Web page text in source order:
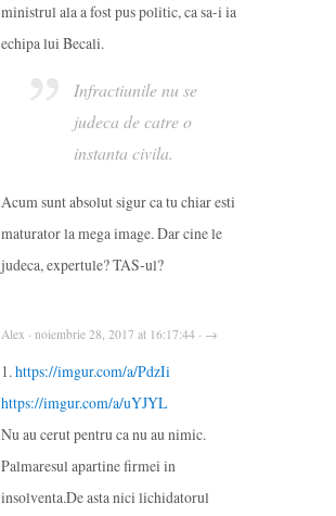
ministrul ala a fost pus politic, ca sa-i ia
echipa lui Becali.
Infractiunile nu se
judeca de catre o
instanta civila.
Acum sunt absolut sigur ca tu chiar esti
maturator la mega image. Dar cine le
judeca, expertule? TAS-ul?
Alex · noiembrie 28, 2017 at 16:17:44 · →
1.https://imgur.com/a/PdzIi
https://imgur.com/a/uYJYL
Nu au cerut pentru ca nu au nimic.
Palmaresul apartine firmei in
insolventa.De asta nici lichidatorul